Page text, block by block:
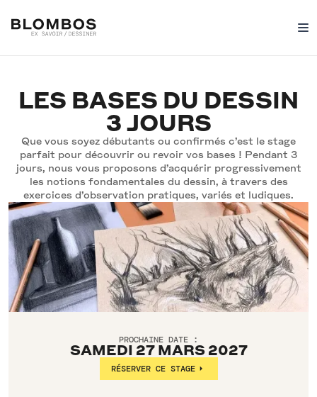
LES BASES DU DESSIN
3 JOURS
Que vous soyez débutants ou confirmés c’est le stage
parfait pour découvrir ou revoir vos bases ! Pendant 3
jours, nous vous proposons d’acquérir progressivement
les notions fondamentales du dessin, à travers des
exercices d’observation pratiques, variés et ludiques.
PROCHAINE DATE :
SAMEDI 27 MARS 2027
RÉSERVER CE STAGE